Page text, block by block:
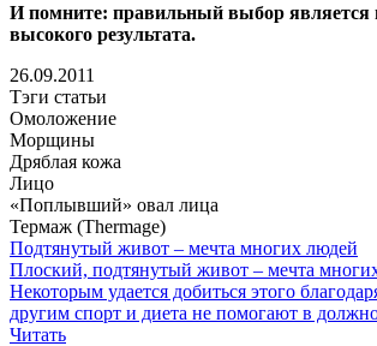
И помните: правильный выбор является
высокого результата.
26.09.2011
Тэги статьи
Омоложение
Морщины
Дряблая кожа
Лицо
«Поплывший» овал лица
Термаж (Thermage)
Подтянутый живот – мечта многих людей
Плоский, подтянутый живот – мечта
Некоторым удается добиться этого
другим спорт и диета не помогают в
Читать